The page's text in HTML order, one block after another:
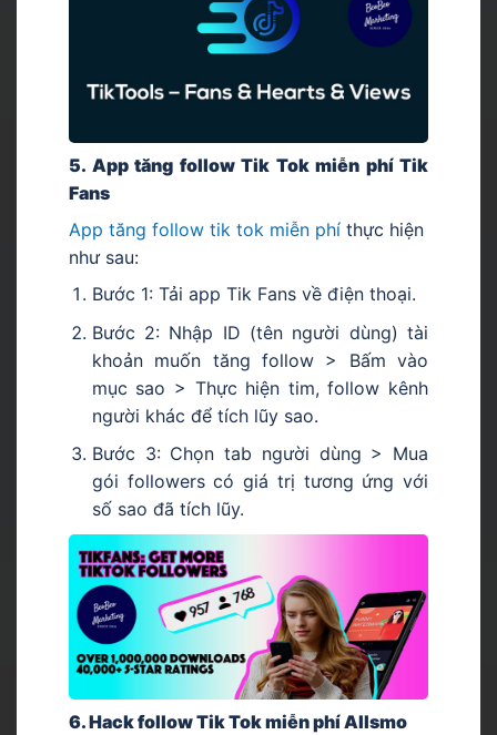
5. App tăng follow Tik Tok miễn phí Tik
Fans
App tăng follow tik tok miễn phí thực hiện
như sau:
Bước 1: Tải app Tik Fans về điện thoại.
Bước 2: Nhập ID (tên người dùng) tài
khoản muốn tăng follow > Bấm vào
mục sao > Thực hiện tim, follow kênh
người khác để tích lũy sao.
Bước 3: Chọn tab người dùng > Mua
gói followers có giá trị tương ứng với
số sao đã tích lũy.
6. Hack follow Tik Tok miễn phí Allsmo